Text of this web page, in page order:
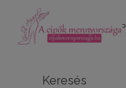
KEZDŐLAP
Keresés